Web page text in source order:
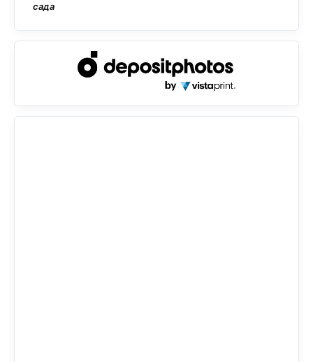
сада